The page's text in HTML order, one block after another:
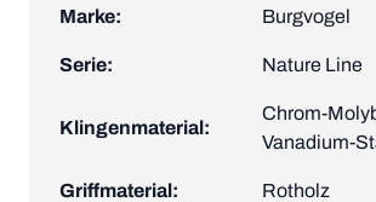
Marke: Burgvogel
Serie: Nature Line
Klingenmaterial:
Chrom-
Vanadium-
Griffmaterial: Rotholz